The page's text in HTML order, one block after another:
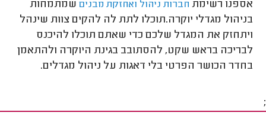
אספנו רשימת חברות ניהול ואחזקת מבנים שמתמחות
בניהול מגדלי יוקרה.תוכלו לתת לה להקים צוות שינהל
ויתחזק את המגדל שלכם כדי שאתם תוכלו להיכנס
לבריכה בראש שקט, להסתובב בגינת היוקרה ולהתאמן
בחדר הכושר הפרטי בלי דאגות על ניהול מגדלים.
;